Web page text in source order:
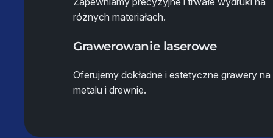
różnych materiałach.
Grawerowanie laserowe
Oferujemy dokładne i estetyczne grawery na
metalu i drewnie.